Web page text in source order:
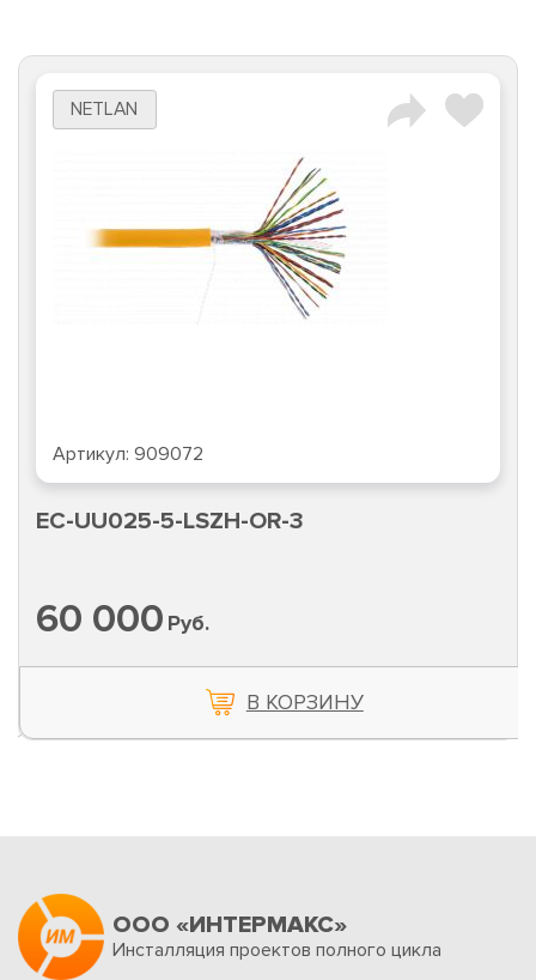
NETLAN
Артикул: 909072
EC-UU025-5-LSZH-OR-3
60 000 Руб.
В КОРЗИНУ
ООО «ИНТЕРМАКС»
Инсталляция проектов полного цикла